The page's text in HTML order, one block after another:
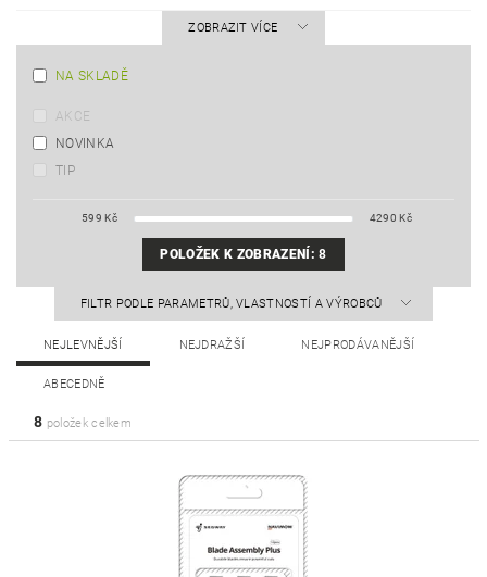
ZOBRAZIT VÍCE
NA SKLADĚ
AKCE
NOVINKA
TIP
599 Kč 4290 Kč
POLOŽEK K ZOBRAZENÍ:8
FILTR PODLE PARAMETRŮ, VLASTNOSTÍ A VÝROBCŮ
NEJLEVNĚJŠÍ NEJDRAŽŠÍ NEJPRODÁVANĚJŠÍ
ABECEDNĚ
8 položek celkem